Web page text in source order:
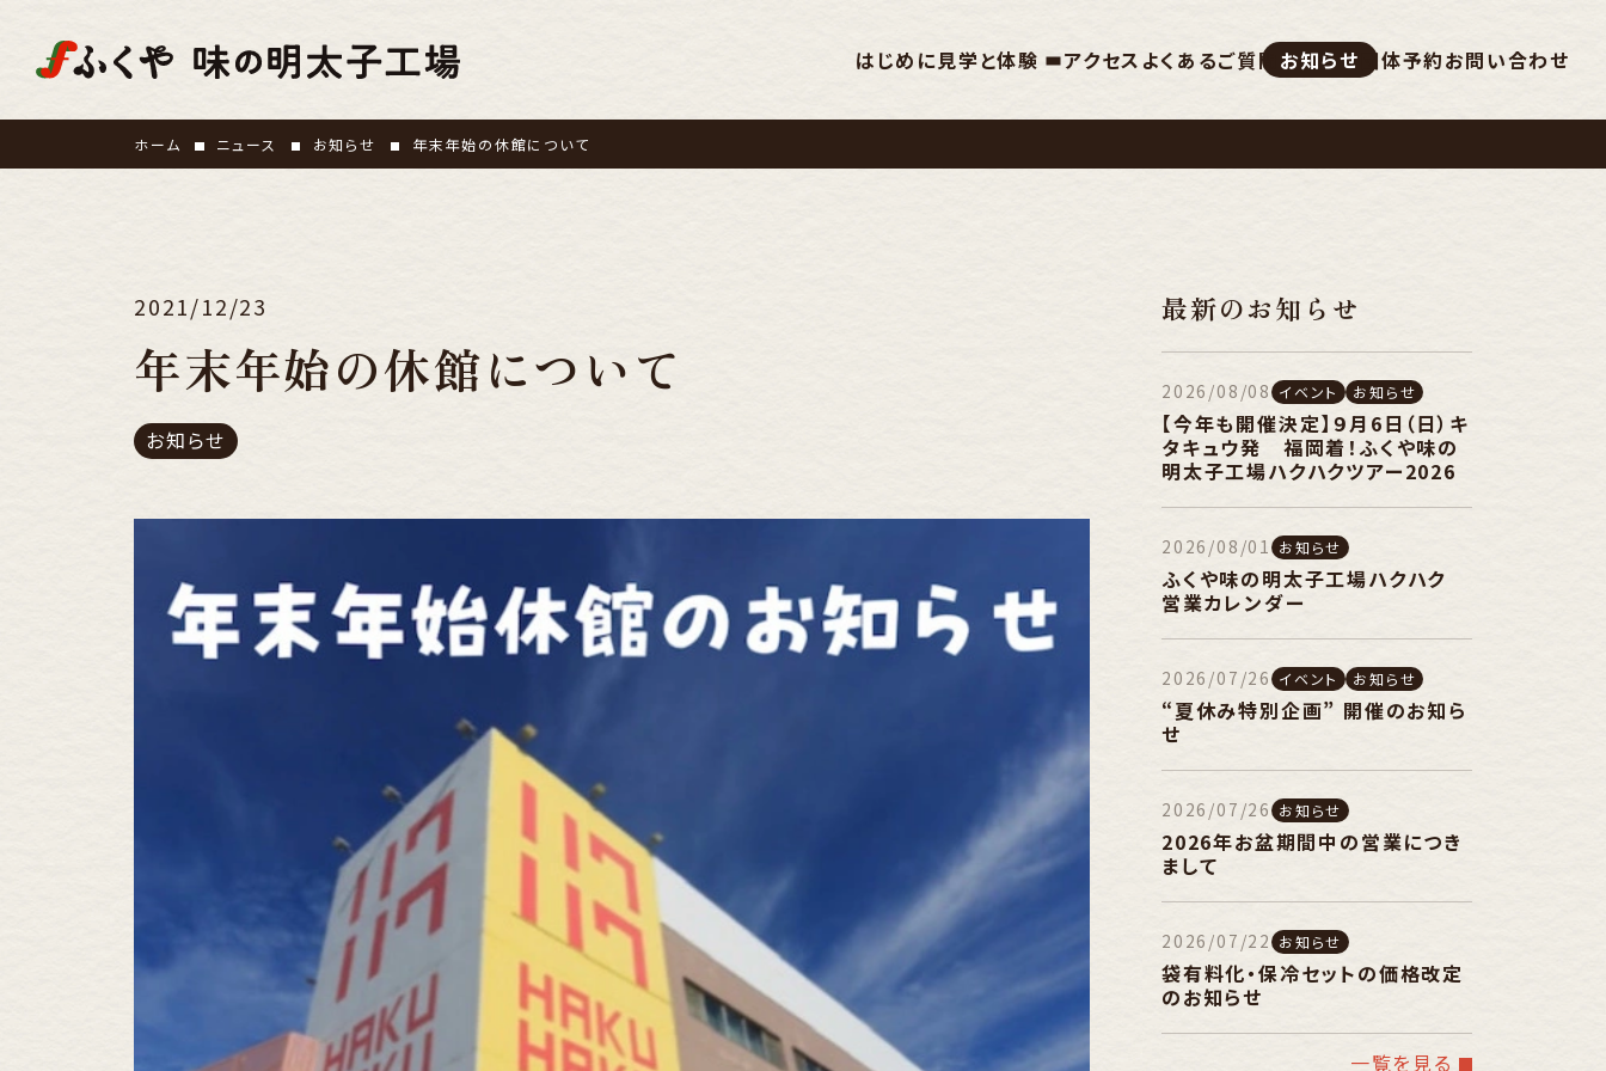
はじめに見学と体験 アクセス よくあるご質問 お知らせ 団体予約お問い合わせ
ホーム ニュース お知らせ 年末年始の休館について
2021/12/23
年末年始の休館について
お知らせ
最新のお知らせ
2026/08/08 イベント お知らせ
【今年も開催決定】９月6日（日）キ
タキュウ発 福岡着！ふくや味の
明太子工場ハクハクツアー2026
2026/08/01 お知らせ
ふくや味の明太子工場ハクハク
営業カレンダー
2026/07/26 イベント お知らせ
“夏休み特別企画” 開催のお知ら
せ
2026/07/26 お知らせ
2026年お盆期間中の営業につき
まして
2026/07/22 お知らせ
袋有料化・保冷セットの価格改定
のお知らせ
一覧を見る